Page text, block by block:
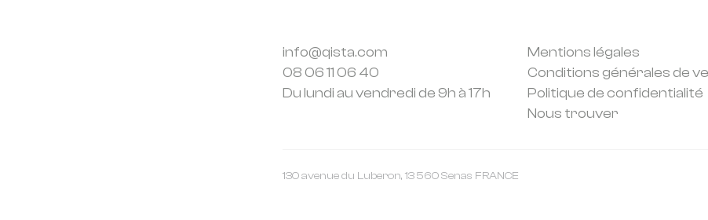
info@qista.com
08 06 11 06 40
Du lundi au vendredi de 9h à 17h
Mentions légales
Conditions générales de
Politique de confidentialité
Nous trouver
130 avenue du Luberon, 13 560 Senas FRANCE